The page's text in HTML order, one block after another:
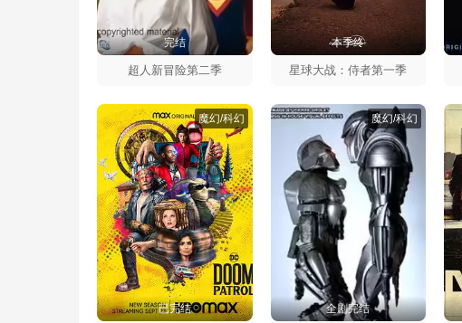
完结
超人新冒险第二季
本季终
星球大战：侍者第一季
已完结
魔幻/科幻
全剧完结
魔幻/科幻